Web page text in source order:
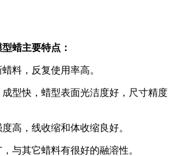
蜡主要特点：
料，反复使用率高。
成型快，蜡型表面光洁度好，尺寸精度
高，线收缩和体收缩良好。
与其它蜡料有很好的融溶性。